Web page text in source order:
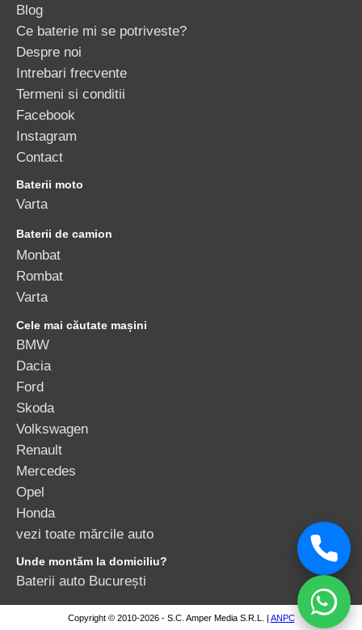
Blog
Ce baterie mi se potriveste?
Despre noi
Intrebari frecvente
Termeni si conditii
Facebook
Instagram
Contact
Baterii moto
Varta
Baterii de camion
Monbat
Rombat
Varta
Cele mai căutate mașini
BMW
Dacia
Ford
Skoda
Volkswagen
Renault
Mercedes
Opel
Honda
vezi toate mărcile auto
Unde montăm la domiciliu?
Baterii auto București
Copyright © 2010-2026 - S.C. Amper Media S.R.L. | ANPC